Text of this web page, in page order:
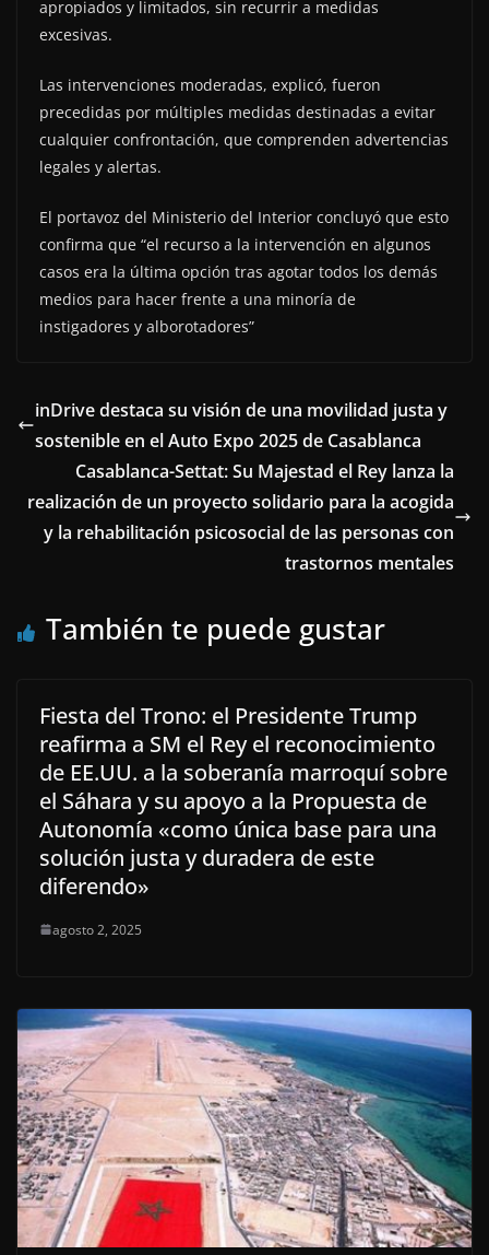
apropiados y limitados, sin recurrir a medidas
excesivas.
Las intervenciones moderadas, explicó, fueron
precedidas por múltiples medidas destinadas a evitar
cualquier confrontación, que comprenden advertencias
legales y alertas.
El portavoz del Ministerio del Interior concluyó que esto
confirma que “el recurso a la intervención en algunos
casos era la última opción tras agotar todos los demás
medios para hacer frente a una minoría de
instigadores y alborotadores”
inDrive destaca su visión de una movilidad justa y
sostenible en el Auto Expo 2025 de Casablanca
Casablanca-Settat: Su Majestad el Rey lanza la
realización de un proyecto solidario para la acogida
y la rehabilitación psicosocial de las personas con
trastornos mentales
También te puede gustar
Fiesta del Trono: el Presidente Trump
reafirma a SM el Rey el reconocimiento
de EE.UU. a la soberanía marroquí sobre
el Sáhara y su apoyo a la Propuesta de
Autonomía «como única base para una
solución justa y duradera de este
diferendo»
agosto 2, 2025